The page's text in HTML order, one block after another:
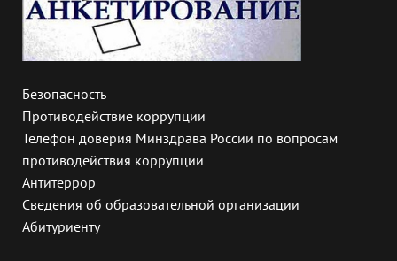
Безопасность
Противодействие коррупции
Телефон доверия Минздрава России по вопросам
противодействия коррупции
Антитеррор
Сведения об образовательной организации
Абитуриенту